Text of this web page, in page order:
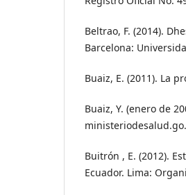
Beltrao, F. (2014).
Barcelona:
Buaiz, E. (2011). La
Buaiz, Y. (enero de
Buitrón , E. (2012).
Ecuador. Lima: